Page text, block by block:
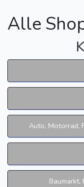
Alle
Auto, Motorrad,